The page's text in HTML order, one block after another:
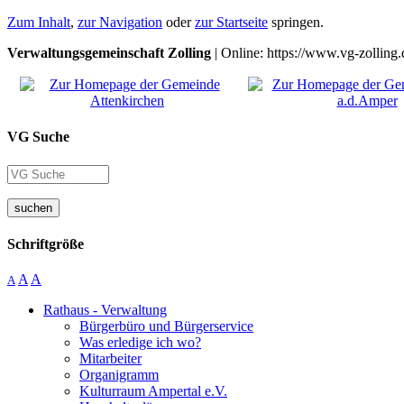
Zum Inhalt, zur Navigation oderzur Startseite springen.
Verwaltungsgemeinschaft Zolling | Online: https://www.vg-
VG Suche
suchen
Schriftgröße
A A A
Rathaus - Verwaltung
Bürgerbüro und Bürgerservice
Was erledige ich wo?
Mitarbeiter
Organigramm
Kulturraum Ampertal e.V.